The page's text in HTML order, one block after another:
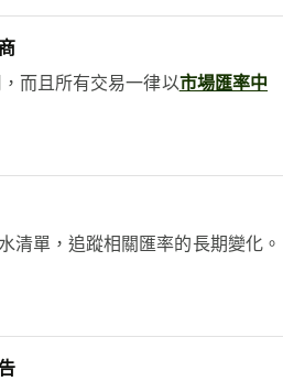
而且所有交易一律以市場匯率中
清單，追蹤相關匯率的長期變化。